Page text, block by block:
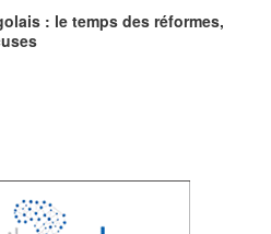
: le temps des réformes,